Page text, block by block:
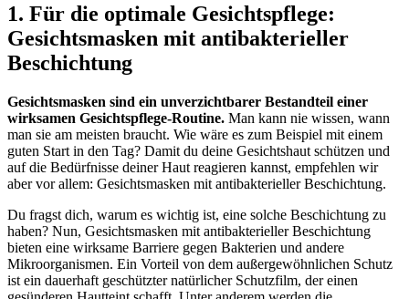
1. Für die optimale Gesichtspflege:
Gesichtsmasken mit antibakterieller
Beschichtung
Gesichtsmasken sind ein unverzichtbarer Bestandteil einer
wirksamen Gesichtspflege-Routine. Man kann nie wissen, wann
man sie am meisten braucht. Wie wäre es zum Beispiel mit einem
guten Start in den Tag? Damit du deine Gesichtshaut schützen und
auf die Bedürfnisse deiner Haut reagieren kannst, empfehlen wir
aber vor allem: Gesichtsmasken mit antibakterieller Beschichtung.
Du fragst dich, warum es wichtig ist, eine solche Beschichtung zu
haben? Nun, Gesichtsmasken mit antibakterieller Beschichtung
bieten eine wirksame Barriere gegen Bakterien und andere
Mikroorganismen. Ein Vorteil von dem außergewöhnlichen Schutz
ist ein dauerhaft geschützter natürlicher Schutzfilm, der einen